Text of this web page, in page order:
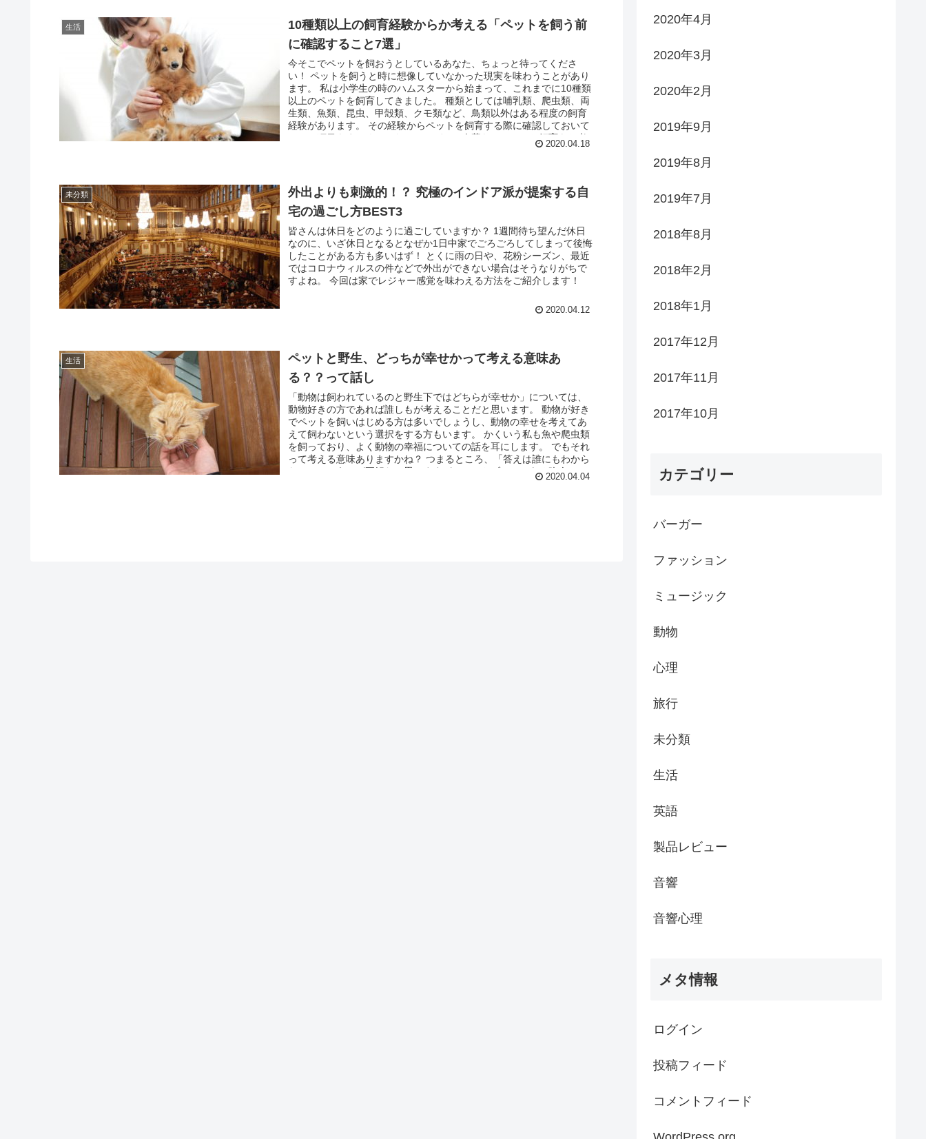
生活
10種類以上の飼育経験からか考える「ペットを飼う前
に確認すること7選」
今そこでペットを飼おうとしているあなた、ちょっと待ってくださ
い！ ペットを飼うと時に想像していなかった現実を味わうことがあり
ます。 私は小学生の時のハムスターから始まって、これまでに10種類
以上のペットを飼育してきました。 種類としては哺乳類、爬虫類、両
生類、魚類、昆虫、甲殻類、クモ類など、鳥類以外はある程度の飼育
経験があります。 その経験からペットを飼育する際に確認しておいて
ほしい項目をまとめてみたので、ぜひ一人暮らしでペット飼育をお考
2020.04.18
未分類
外出よりも刺激的！？ 究極のインドア派が提案する自
宅の過ごし方BEST3
皆さんは休日をどのように過ごしていますか？ 1週間待ち望んだ休日
なのに、いざ休日となるとなぜか1日中家でごろごろしてしまって後悔
したことがある方も多いはず！ とくに雨の日や、花粉シーズン、最近
ではコロナウィルスの件などで外出ができない場合はそうなりがちで
すよね。 今回は家でレジャー感覚を味わえる方法をご紹介します！
2020.04.12
生活
ペットと野生、どっちが幸せかって考える意味あ
る？？って話し
「動物は飼われているのと野生下ではどちらが幸せか」については、
動物好きの方であれば誰しもが考えることだと思います。 動物が好き
でペットを飼いはじめる方は多いでしょうし、動物の幸せを考えてあ
えて飼わないという選択をする方もいます。 かくいう私も魚や爬虫類
を飼っており、よく動物の幸福についての話を耳にします。 でもそれ
って考える意味ありますかね？ つまるところ、「答えは誰にもわから
ない」というのが正解だと思いますが、ペットブームである昨今、こ
の手の話はいつまでたっても終わらないので個人的に思うところを書
2020.04.04
2020年4月
2020年3月
2020年2月
2019年9月
2019年8月
2019年7月
2018年8月
2018年2月
2018年1月
2017年12月
2017年11月
2017年10月
カテゴリー
バーガー
ファッション
ミュージック
動物
心理
旅行
未分類
生活
英語
製品レビュー
音響
音響心理
メタ情報
ログイン
投稿フィード
コメントフィード